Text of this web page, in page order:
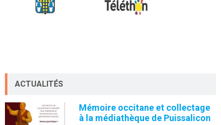
ACTUALITÉS
Mémoire occitane et collectage
à la médiathèque de Puissalicon